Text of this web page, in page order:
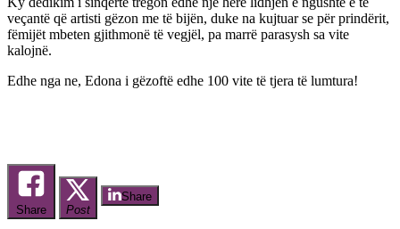
veçantë që artisti gëzon me të bijën, duke na kujtuar se për prindërit,
fëmijët mbeten gjithmonë të vegjël, pa marrë parasysh sa vite
kalojnë.
Edhe nga ne, Edona i gëzoftë edhe 100 vite të tjera të lumtura!
Share Post
Share